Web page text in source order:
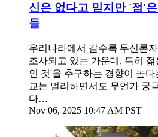
신은 없다고 믿지만 '점'
들
우리나라에서 갈수록 무신론
조사되고 있는 가운데, 특히
인 것'을 추구하는 경향이 높
교는 멀리하면서도 무언가 궁
다…
Nov 06, 2025 10:47 AM PST